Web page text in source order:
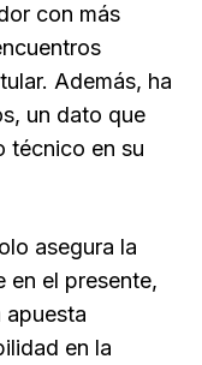
con más
Además, ha
un dato que
técnico en su
asegura la
en el presente,
apuesta
en la